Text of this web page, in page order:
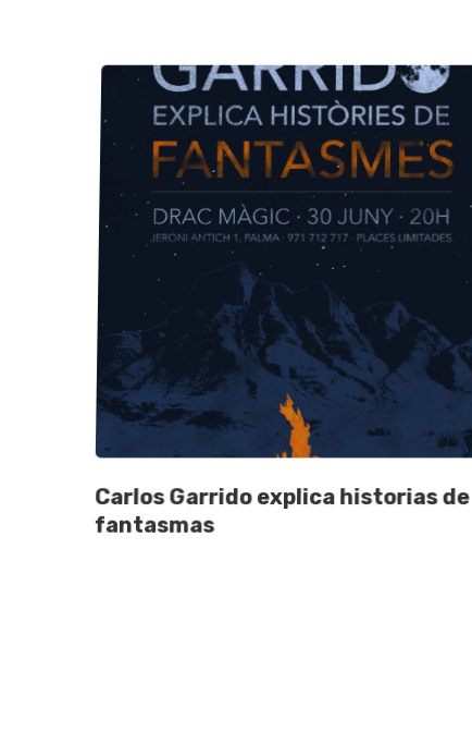
Carlos Garrido explica historias de
fantasmas